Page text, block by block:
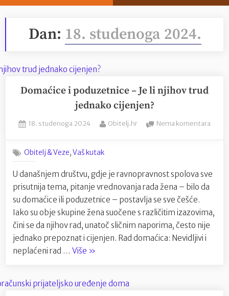
Dan: 18. studenoga 2024.
Domaćice i poduzetnice – Je li njihov trud
jednako cijenjen?
Posted
18. studenoga 2024 By
Obitelj.hr Nema komentara
Je
trud
Obitelj & Veze,Vaš kutak
U današnjem društvu, gdje je ravnopravnost spolova sve
prisutnija tema, pitanje vrednovanja rada žena – bilo da
su domaćice ili poduzetnice – postavlja se sve češće.
Iako su obje skupine žena suočene s različitim izazovima,
čini se da njihov rad, unatoč sličnim naporima, često nije
jednako prepoznat i cijenjen. Rad domaćica: Nevidljivi i
neplaćeni rad … Više “Domaćice
–
»